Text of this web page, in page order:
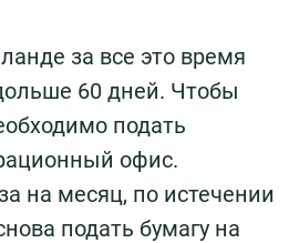
за все это время
60 дней. Чтобы
подать
офис.
на месяц, по истечении
подать бумагу на